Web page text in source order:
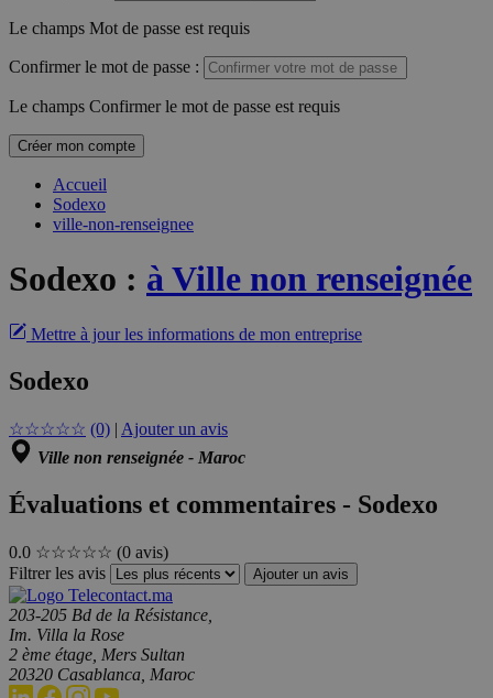
Le champs Mot de passe est requis
Confirmer le mot de passe :
Le champs Confirmer le mot de passe est requis
Créer mon compte
Accueil
Sodexo
ville-non-renseignee
Sodexo : à Ville non renseignée
Mettre à jour les informations de mon entreprise
Sodexo
☆☆☆☆☆ (0) | Ajouter un avis
Ville non renseignée - Maroc
Évaluations et commentaires - Sodexo
0.0 ☆☆☆☆☆ (0 avis)
Filtrer les avis
Ajouter un avis
203-205 Bd de la Résistance,
Im. Villa la Rose
2 ème étage, Mers Sultan
20320 Casablanca, Maroc